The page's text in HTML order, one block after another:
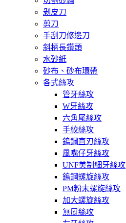
剝皮刀
剪刀
手刮刀修邊刀
斜柄長鑽頭
水砂紙
砂布、砂布環帶
各式絲攻
管牙絲攻
W牙絲攻
六角尾絲攻
手絞絲攻
鎢鋼直刃絲攻
風嘴仔牙絲攻
UNF美制細牙絲攻
鎢鋼螺旋絲攻
PM粉末螺旋絲攻
加大螺旋絲攻
無屑絲攻